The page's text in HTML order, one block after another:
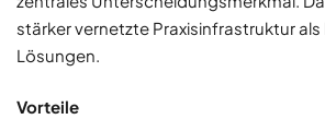
stärker vernetzte Praxisinfrastruktur
Lösungen.
Vorteile